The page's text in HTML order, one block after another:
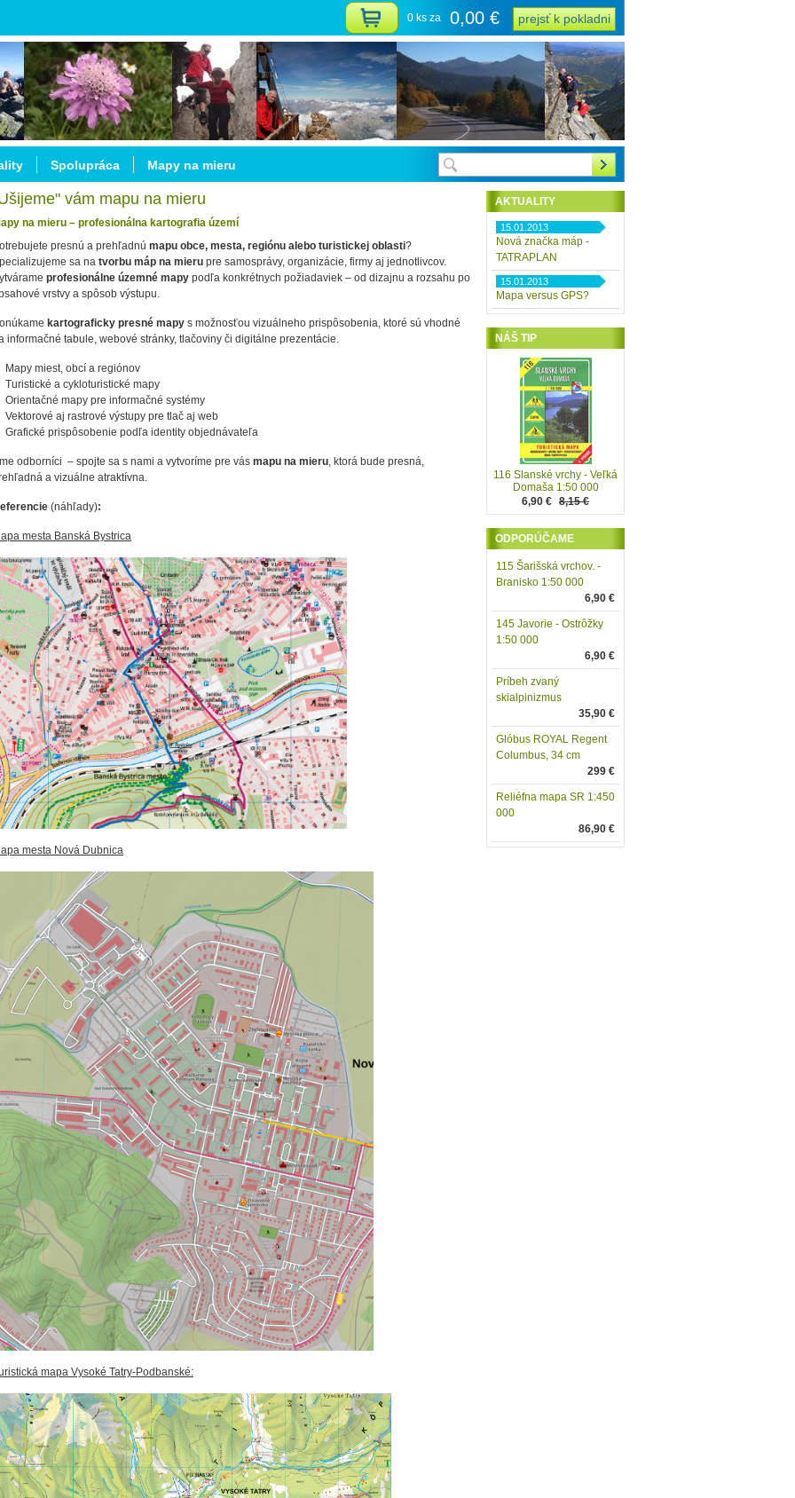
vám mapu na mieru
na mieru – profesionálna kartografia území
presnú a prehľadnú mapu obce, mesta, regiónu alebo turistickej oblasti?
sa na tvorbu máp na mieru pre samosprávy, organizácie, firmy aj jednotlivcov.
profesionálne územné mapy podľa konkrétnych požiadaviek – od dizajnu a rozsahu po
vrstvy a spôsob výstupu.
kartograficky presné mapy s možnosťou vizuálneho prispôsobenia, ktoré sú vhodné
informačné tabule, webové stránky, tlačoviny či digitálne prezentácie.
Mapy miest, obcí a regiónov
Turistické a cykloturistické mapy
Orientačné mapy pre informačné systémy
Vektorové aj rastrové výstupy pre tlač aj web
Grafické prispôsobenie podľa identity objednávateľa
odborníci – spojte sa s nami a vytvoríme pre vás mapu na mieru, ktorá bude presná,
a vizuálne atraktívna.
(náhľady):
mesta Banská Bystrica
mesta Nová Dubnica
mapa Vysoké Tatry-Podbanské:
AKTUALITY
15.01.2013
Nová značka máp -
TATRAPLAN
15.01.2013
Mapa versus GPS?
NÁŠ TIP
116 Slanské vrchy - Veľká
Domaša 1:50 000
6,90 € 8,15 €
ODPORÚČAME
115 Šarišská vrchov. -
Branisko 1:50 000
6,90 €
145 Javorie - Ostrôžky
1:50 000
6,90 €
Príbeh zvaný
skialpinizmus
35,90 €
Glóbus ROYAL Regent
Columbus, 34 cm
299 €
Reliéfna mapa SR 1:450
000
86,90 €
Spolupráca Mapy na mieru
0 ks za 0,00 € prejsť k pokladni